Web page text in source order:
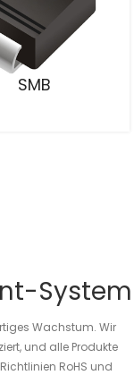
SMB
System
Wachstum. Wir
und alle Produkte
RoHS und